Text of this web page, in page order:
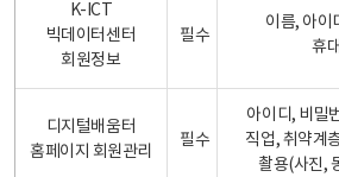
K-ICT
빅데이터센터
회원정보
필수
이름, 아이
휴
디지털배움터
홈페이지 회원관리
필수
아이디, 비밀
직업, 취약계
촬용(사진,